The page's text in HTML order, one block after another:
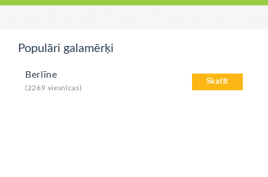
Populāri galamērķi
Skatīt
Berlīne
(2269 viesnīcas)